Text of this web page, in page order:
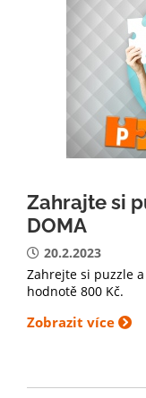
Zahrajte si
DOMA
20.2.2023
Zahrejte si puzzle
hodnotě 800 Kč.
Zobrazit více